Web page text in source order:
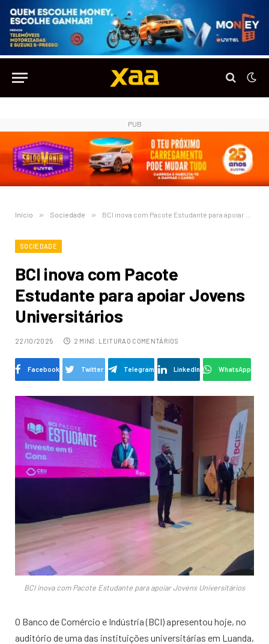
PUB
Início » Sociedade » BCI inova com Pacote Estudante para apoiar Jovens Universitários
SOCIEDADE
BCI inova com Pacote
Estudante para apoiar Jovens
Universitários
22/10/2025 2 MINS. LEITURA 0 COMENTÁRIOS
Facebook Twitter Telegram LinkedIn WhatsApp
BCI inova com Pacote Estudante para apoiar Jovens Universitários
O Banco de Comércio e Indústria (BCI) apresentou hoje, no
auditório de uma das instituições universitárias em Luanda,